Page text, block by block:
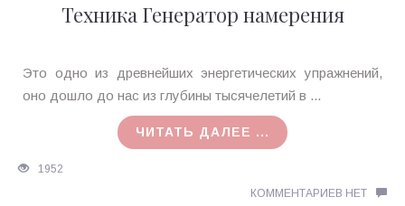
Техника Генератор намерения
Ирина
MagicTantra
Это одно из древнейших энергетических упражнений,
оно дошло до нас из глубины тысячелетий в ...
ЧИТАТЬ ДАЛЕЕ ...
1952
КОММЕНТАРИЕВ НЕТ